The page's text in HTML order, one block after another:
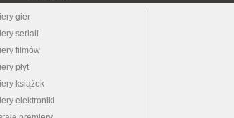
gier
seriali
filmów
płyt
książek
elektroniki